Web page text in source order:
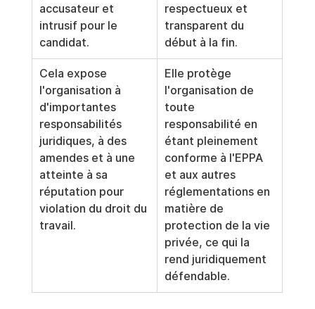
accusateur et
intrusif pour le
candidat.
respectueux et
transparent du
début à la fin.
Cela expose
l'organisation à
d'importantes
responsabilités
juridiques, à des
amendes et à une
atteinte à sa
réputation pour
violation du droit du
travail.
Elle protège
l'organisation de
toute
responsabilité en
étant pleinement
conforme à l'EPPA
et aux autres
réglementations en
matière de
protection de la vie
privée, ce qui la
rend juridiquement
défendable.